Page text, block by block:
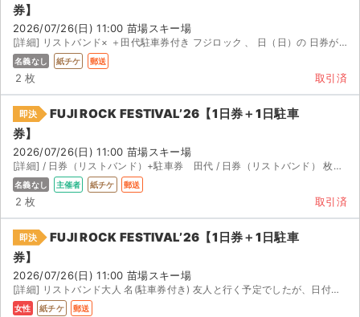
券】
2026/07/26(日) 11:00 苗場スキー場
[詳細] リストバンド× ＋田代駐車券付き フジロック 、 日（日）の 日券が 枚、すでにリストバン...
名義なし 紙チケ 郵送
2 枚 取引済
即決
FUJI ROCK FESTIVAL’26【1日券＋1日駐車
券】
2026/07/26(日) 11:00 苗場スキー場
[詳細] / 日券（リストバンド）+駐車券 田代 / 日券（リストバンド） 枚+駐車券 ...
名義なし 主催者 紙チケ 郵送
2 枚 取引済
即決
FUJI ROCK FESTIVAL’26【1日券＋1日駐車
券】
2026/07/26(日) 11:00 苗場スキー場
[詳細] リストバンド大人 名(駐車券付き) 友人と行く予定でしたが、日付を間違えて購入してしまいました...
女性 紙チケ 郵送